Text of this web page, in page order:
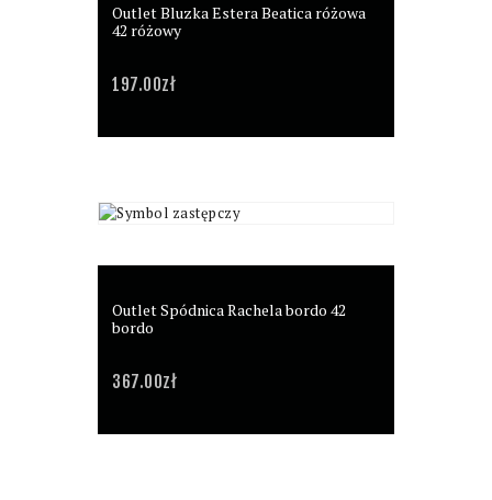
Outlet Bluzka Estera Beatica różowa
42 różowy
197.00zł
Outlet Spódnica Rachela bordo 42
bordo
367.00zł